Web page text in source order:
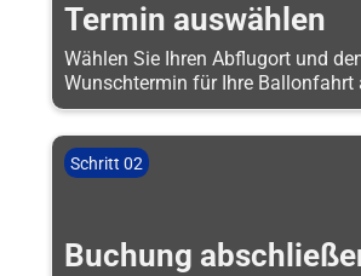
Termin auswählen
Wählen Sie Ihren Abflugort und
Wunschtermin für Ihre Ballonfahrt
Schritt 02
Buchung